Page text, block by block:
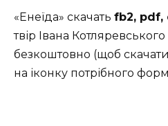
«Енеїда» скачать fb2, pdf,
твір Івана
безкоштовно (щоб
на іконку потрібного